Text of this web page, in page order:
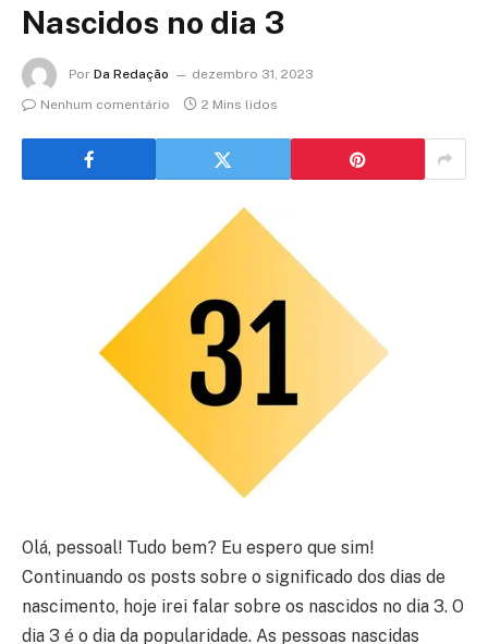
Nascidos no dia 3
Por Da Redação
dezembro 31, 2023
Nenhum comentário
2 Mins lidos
Olá, pessoal! Tudo bem? Eu espero que sim!
Continuando os posts sobre o significado dos dias de
nascimento, hoje irei falar sobre os nascidos no dia 3. O
dia 3 é o dia da popularidade. As pessoas nascidas